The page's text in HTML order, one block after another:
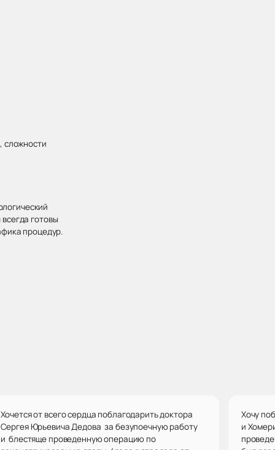
сложности
готовы
процедур.
Хочется от всего сердца поблагодарить доктора
Сергея Юрьевича Дедова за безупоечную работу
и блестяще проведенную операцию по
Хочу
и